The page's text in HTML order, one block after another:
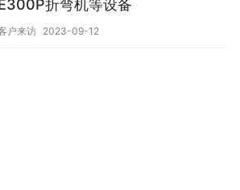
折弯机等设备
户来访 2023-09-12